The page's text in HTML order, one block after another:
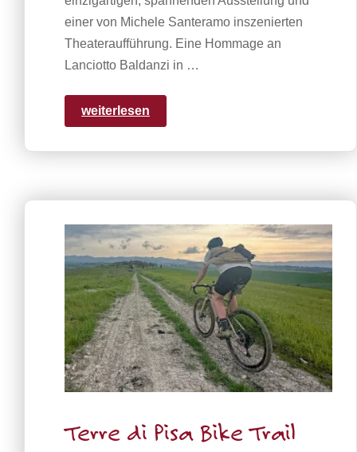
einer von Michele Santeramo inszenierten
Theateraufführung. Eine Hommage an
Lanciotto Baldanzi in …
weiterlesen
Terre di Pisa Bike Trail